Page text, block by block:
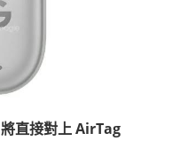
直接對上 AirTag